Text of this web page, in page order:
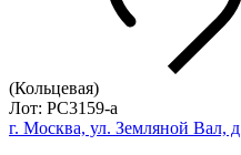
(Кольцевая)
Лот: РС3159-a
г. Москва, ул. Земляной Вал,